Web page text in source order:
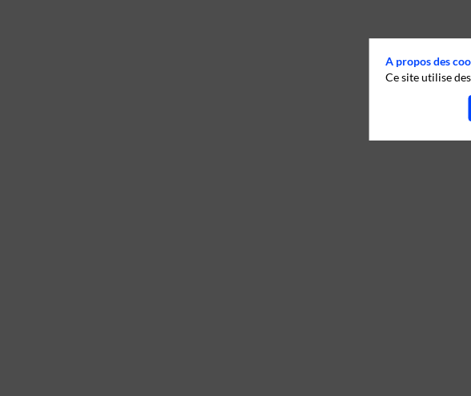
A propos des
Ce site utilise